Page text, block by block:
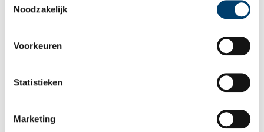
Noodzakelijk
Voorkeuren
Statistieken
Marketing
Bennebroek.
Bronnen:
Dr Reinsma / Nieuw Nederlandsch Biografisch Woordenboek (N
NBW)